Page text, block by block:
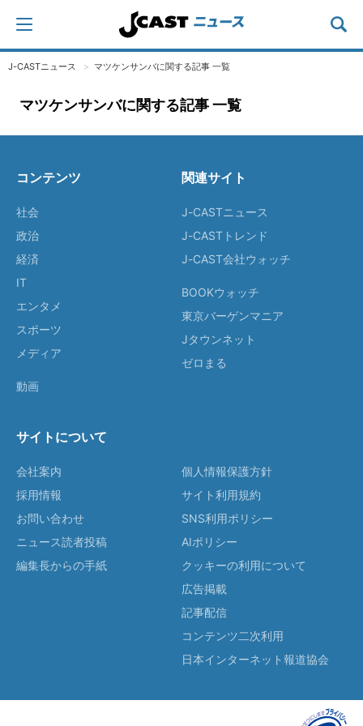
J-CASTニュース マツケンサンバに関する記事 一覧
マツケンサンバに関する記事 一覧
コンテンツ
社会
政治
経済
IT
エンタメ
スポーツ
メディア
動画
関連サイト
J-CASTニュース
J-CASTトレンド
J-CAST会社ウォッチ
BOOKウォッチ
東京バーゲンマニア
Jタウンネット
ゼロまる
サイトについて
会社案内
採用情報
お問い合わせ
ニュース読者投稿
編集長からの手紙
個人情報保護方針
サイト利用規約
SNS利用ポリシー
AIポリシー
クッキーの利用について
広告掲載
記事配信
コンテンツ二次利用
日本インターネット報道協会